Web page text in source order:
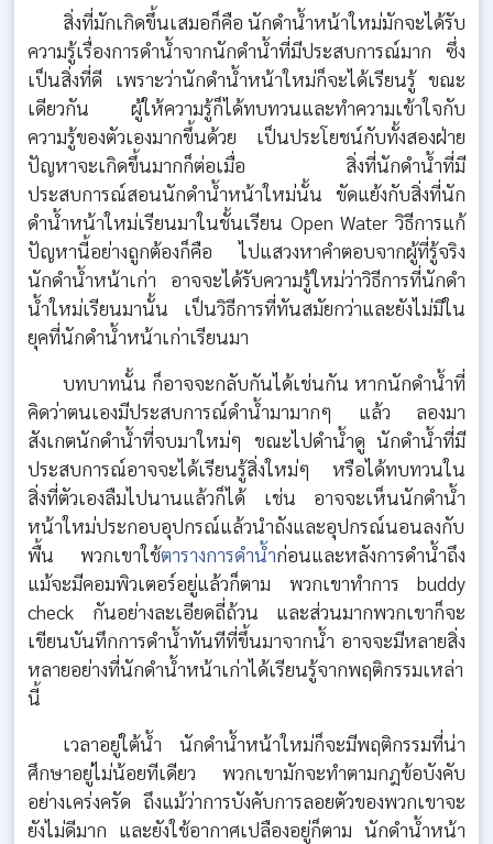
สิ่งที่มักเกิดขึ้นเสมอก็คือ นักดำน้ำหน้าใหม่มักจะได้รับ
ความรู้เรื่องการดำน้ำจากนักดำน้ำที่มีประสบการณ์มาก ซึ่ง
เป็นสิ่งที่ดี เพราะว่านักดำน้ำหน้าใหม่ก็จะได้เรียนรู้ ขณะ
เดียวกัน ผู้ให้ความรู้ก็ได้ทบทวนและทำความเข้าใจกับ
ความรู้ของตัวเองมากขึ้นด้วย เป็นประโยชน์กับทั้งสองฝ่าย
ปัญหาจะเกิดขึ้นมากก็ต่อเมื่อ สิ่งที่นักดำน้ำที่มี
ประสบการณ์สอนนักดำน้ำหน้าใหม่นั้น ขัดแย้งกับสิ่งที่นัก
ดำน้ำหน้าใหม่เรียนมาในชั้นเรียน Open Water วิธีการแก้
ปัญหานี้อย่างถูกต้องก็คือ ไปแสวงหาคำตอบจากผู้ที่รู้จริง
นักดำน้ำหน้าเก่า อาจจะได้รับความรู้ใหม่ว่าวิธีการที่นักดำ
น้ำใหม่เรียนมานั้น เป็นวิธีการที่ทันสมัยกว่าและยังไม่มีใน
ยุคที่นักดำน้ำหน้าเก่าเรียนมา
บทบาทนั้น ก็อาจจะกลับกันได้เช่นกัน หากนักดำน้ำที่
คิดว่าตนเองมีประสบการณ์ดำน้ำมามากๆ แล้ว ลองมา
สังเกตนักดำน้ำที่จบมาใหม่ๆ ขณะไปดำน้ำดู นักดำน้ำที่มี
ประสบการณ์อาจจะได้เรียนรู้สิ่งใหม่ๆ หรือได้ทบทวนใน
สิ่งที่ตัวเองลืมไปนานแล้วก็ได้ เช่น อาจจะเห็นนักดำน้ำ
หน้าใหม่ประกอบอุปกรณ์แล้วนำถังและอุปกรณ์นอนลงกับ
พื้น พวกเขาใช้ตารางการดำน้ำก่อนและหลังการดำน้ำถึง
แม้จะมีคอมพิวเตอร์อยู่แล้วก็ตาม พวกเขาทำการ buddy
check กันอย่างละเอียดถี่ถ้วน และส่วนมากพวกเขาก็จะ
เขียนบันทึกการดำน้ำทันทีที่ขึ้นมาจากน้ำ อาจจะมีหลายสิ่ง
หลายอย่างที่นักดำน้ำหน้าเก่าได้เรียนรู้จากพฤติกรรมเหล่า
นี้
เวลาอยู่ใต้น้ำ นักดำน้ำหน้าใหม่ก็จะมีพฤติกรรมที่น่า
ศึกษาอยู่ไม่น้อยทีเดียว พวกเขามักจะทำตามกฎข้อบังคับ
อย่างเคร่งครัด ถึงแม้ว่าการบังคับการลอยตัวของพวกเขาจะ
ยังไม่ดีมาก และยังใช้อากาศเปลืองอยู่ก็ตาม นักดำน้ำหน้า